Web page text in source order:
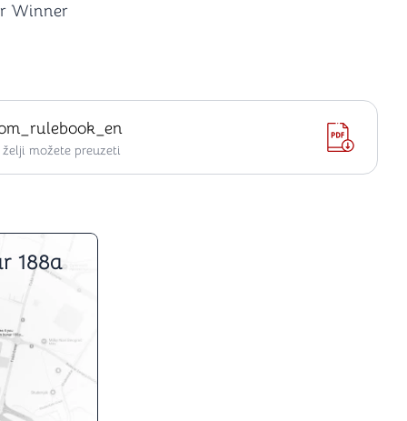
Winner
možete preuzeti
188a